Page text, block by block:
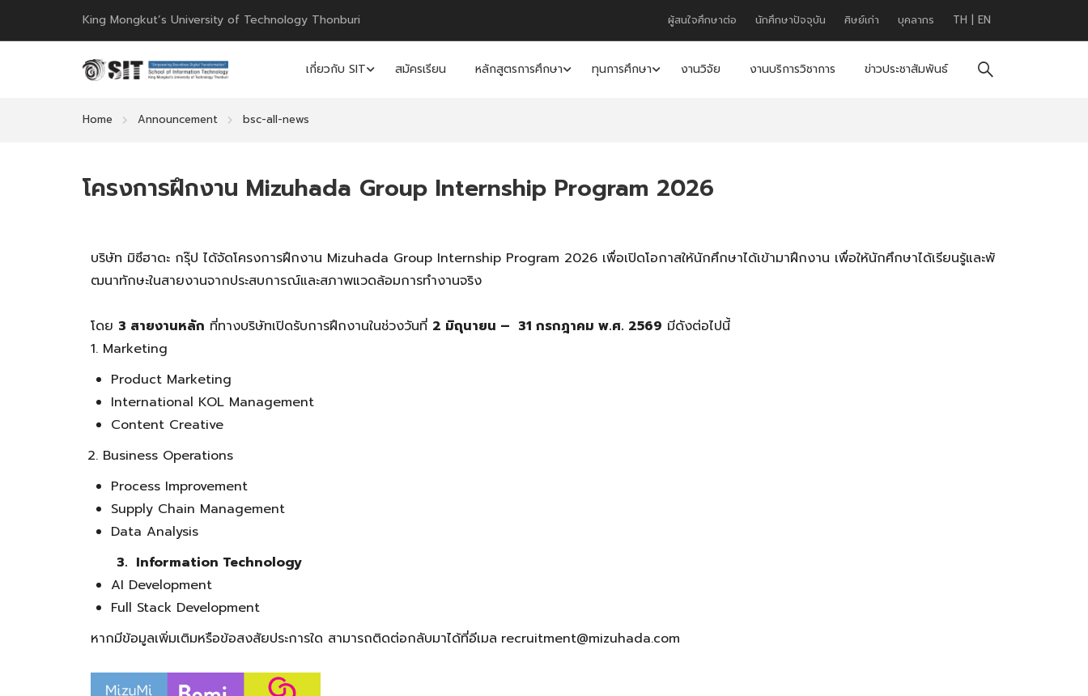
King Mongkut’s University of Technology Thonburi ผู้สนใจศึกษาต่อ นักศึกษาปัจจุบัน ศิษย์เก่า บุคลากร TH | EN
เกี่ยวกับ SIT สมัครเรียน หลักสูตรการศึกษา ทุนการศึกษา งานวิจัย งานบริการวิชาการ ข่าวประชาสัมพันธ์
Home Announcement bsc-all-news
โครงการฝึกงาน Mizuhada Group Internship Program 2026
บริษัท มิซึฮาดะ กรุ๊ป ได้จัดโครงการฝึกงาน Mizuhada Group Internship Program 2026 เพื่อเปิดโอกาสให้นักศึกษาได้เข้ามาฝึกงาน เพื่อให้นักศึกษาได้เรียนรู้และพั
ฒนาทักษะในสายงานจากประสบการณ์และสภาพแวดล้อมการทำงานจริง
โดย 3 สายงานหลัก ที่ทางบริษัทเปิดรับการฝึกงานในช่วงวันที่ 2 มิถุนายน – 31 กรกฎาคม พ.ศ. 2569 มีดังต่อไปนี้
Marketing
Product Marketing
International KOL Management
Content Creative
Business Operations
Process Improvement
Supply Chain Management
Data Analysis
3. Information Technology
AI Development
Full Stack Development
หากมีข้อมูลเพิ่มเติมหรือข้อสงสัยประการใด สามารถติดต่อกลับมาได้ที่อีเมล recruitment@mizuhada.com